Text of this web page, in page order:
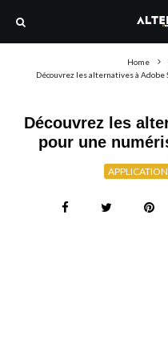
Home
Découvrez les alternatives à
Découvrez les
pour une